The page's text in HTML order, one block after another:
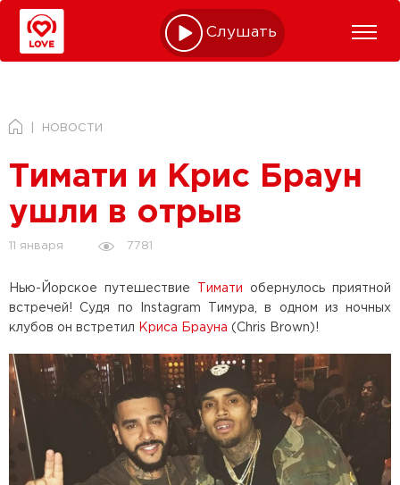
Слушать online
НОВОСТИ
Тимати и Крис Браун
ушли в отрыв
11 января 7781
Нью-Йорское путешествие Тимати обернулось приятной
встречей! Судя по Instagram Тимура, в одном из ночных
клубов он встретил
Криса Брауна (Chris Brown)!